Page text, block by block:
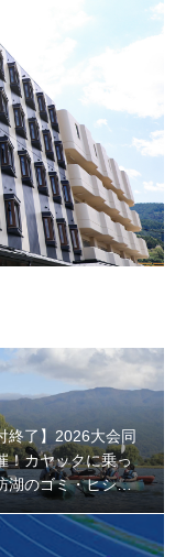
生対象キッズ・ラ
終了】2026大会同
！カヤックに乗っ
湖のゴミ・ヒシを
よう！